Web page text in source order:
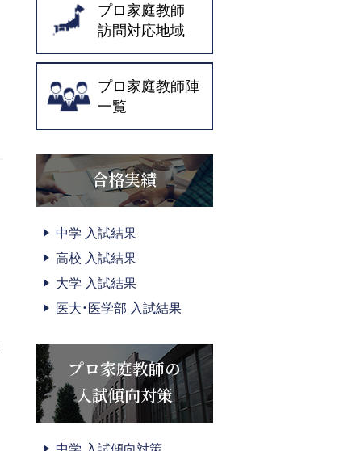
プロ家庭教師
訪問対応地域
プロ家庭教師陣
一覧
合格実績
中学 入試結果
高校 入試結果
大学 入試結果
医大・医学部 入試結果
プロ家庭教師の
入試傾向対策